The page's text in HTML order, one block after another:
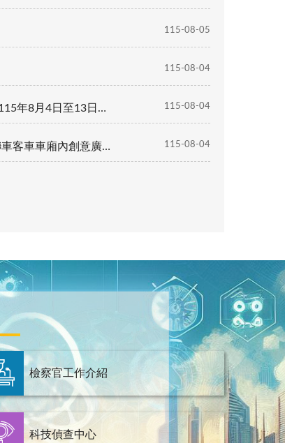
115-08-05
115-08-04
至考選部全球資訊網查詢。 115-08-04
宜，請查照。（詳如附件）。 115-08-04
檢察官工作介紹
科技偵查中心